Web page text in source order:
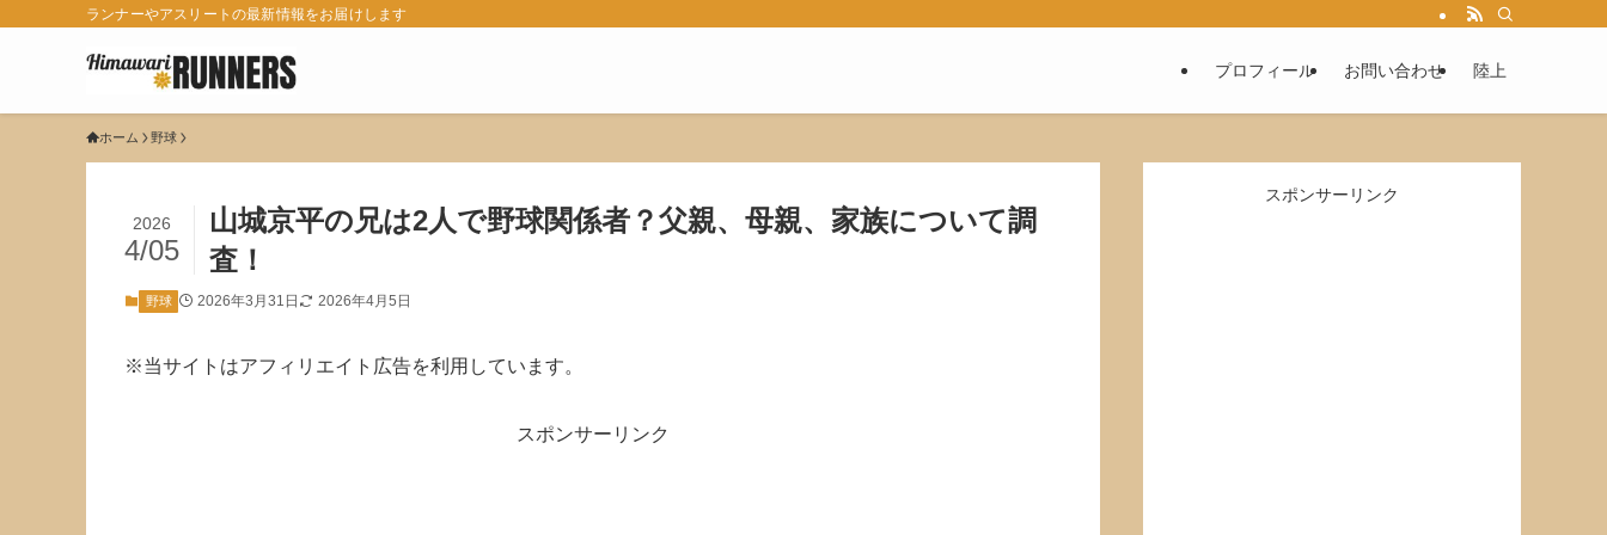
ランナーやアスリートの最新情報をお届けします
プロフィール お問い合わせ 陸上
ホーム 野球
山城京平の兄は2人で野球関係者？父親、母親、家族について調
査！
2026
4/05
野球 2026年3月31日 2026年4月5日
※当サイトはアフィリエイト広告を利用しています。
スポンサーリンク
スポンサーリンク